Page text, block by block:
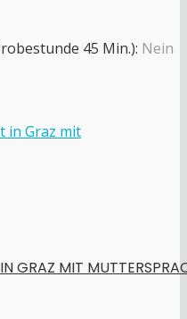
45 Min.): Nein
GRAZ MIT